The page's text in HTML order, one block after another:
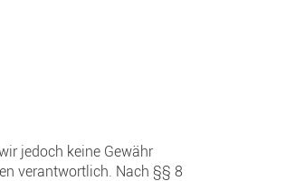
jedoch keine Gewähr
verantwortlich. Nach §§ 8